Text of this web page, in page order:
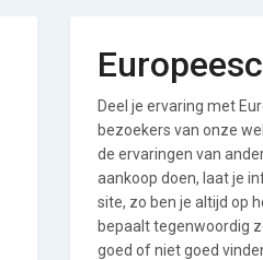
Deel je ervaring met
bezoekers van onze
de ervaringen van
aankoop doen, laat je
site, zo ben je altijd op
bepaalt tegenwoordig
goed of niet goed